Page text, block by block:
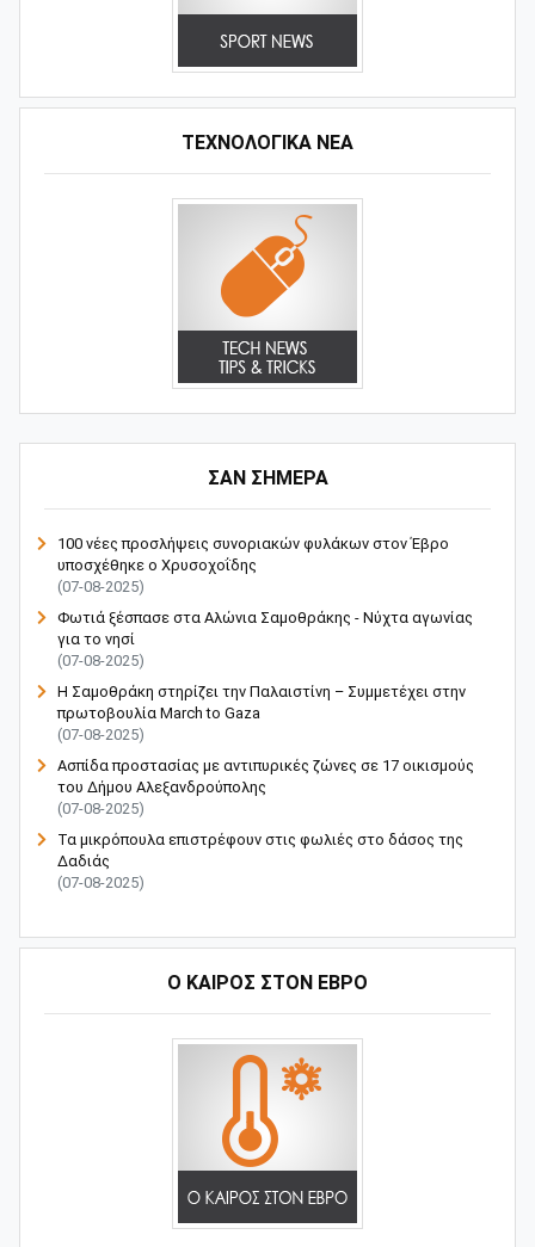
ΤΕΧΝΟΛΟΓΙΚΑ ΝΕΑ
ΣΑΝ ΣΗΜΕΡΑ
100 νέες προσλήψεις συνοριακών φυλάκων στον Έβρο
υποσχέθηκε ο Χρυσοχοΐδης
(07-08-2025)
Φωτιά ξέσπασε στα Αλώνια Σαμοθράκης - Νύχτα αγωνίας
για το νησί
(07-08-2025)
Η Σαμοθράκη στηρίζει την Παλαιστίνη – Συμμετέχει στην
πρωτοβουλία March to Gaza
(07-08-2025)
Ασπίδα προστασίας με αντιπυρικές ζώνες σε 17 οικισμούς
του Δήμου Αλεξανδρούπολης
(07-08-2025)
Τα μικρόπουλα επιστρέφουν στις φωλιές στο δάσος της
Δαδιάς
(07-08-2025)
Ο ΚΑΙΡΟΣ ΣΤΟΝ ΕΒΡΟ